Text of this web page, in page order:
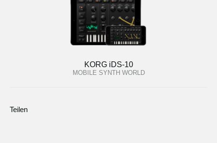
KORG iDS-10
MOBILE SYNTH WORLD
Teilen